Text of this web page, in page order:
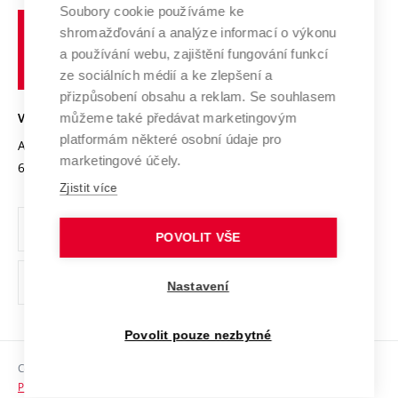
Výzkumné infrastruktury
Transfer znalostí
Open Science
Projekty
Projekty ze strukturálních fondů
Specifický výzkum
Spolupráce se školami
Služby univerzity
Mezinárodní dohody
Univerzitní sítě
Udržitelná univerzita
Podnikavá univerzita / ContriBUTe
Bezpečná univerzita
Vyznamenání
Organizační struktura
Ochrana osobních údajů
odkaz)
Sociální bezpečí
učení
technické
Brně
VYSOKÉ UČENÍ TECHNICKÉ V BRNĚ
Antonínská 548/1
602 00 Brno
www.vut.cz
vut@vutbr.cz
Copyright © 2026 VUT
Prohlášení o přístupnosti
Soubory cookie používáme ke
shromažďování a analýze informací o výkonu
a používání webu, zajištění fungování funkcí
ze sociálních médií a ke zlepšení a
přizpůsobení obsahu a reklam. Se souhlasem
můžeme také předávat marketingovým
platformám některé osobní údaje pro
marketingové účely.
Zjistit více
POVOLIT VŠE
Nastavení
Povolit pouze nezbytné